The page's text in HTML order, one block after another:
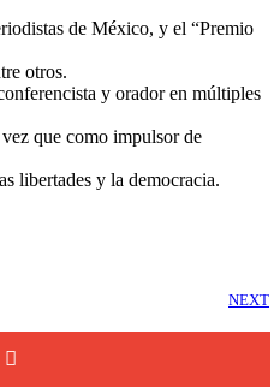
de México, y el “Premio
otros.
y orador en múltiples
que como impulsor de
libertades y la democracia.
NEXT